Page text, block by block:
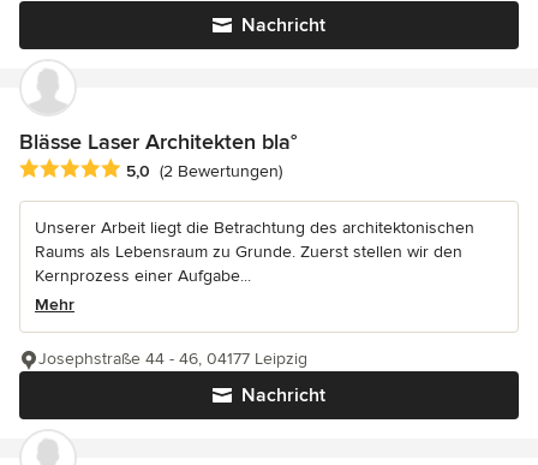
Nachricht
Blässe Laser Architekten bla°
Durchschnittliche Bewertung: 5 von 5 Sternen
5,0 (2 Bewertungen)
Unserer Arbeit liegt die Betrachtung des architektonischen
Raums als Lebensraum zu Grunde. Zuerst stellen wir den
Kernprozess einer Aufgabe...
Mehr
Nachricht
Josephstraße 44 - 46, 04177 Leipzig